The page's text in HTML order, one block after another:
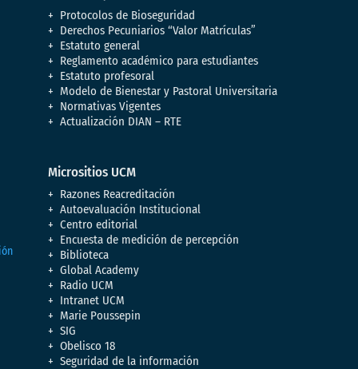
Protocolos de Bioseguridad
Derechos Pecuniarios “Valor Matrículas”
Estatuto general
Reglamento académico para estudiantes
Estatuto profesoral
Modelo de Bienestar y Pastoral Universitaria
Normativas Vigentes
Actualización DIAN – RTE
Micrositios UCM
Razones Reacreditación
Autoevaluación Institucional
Centro editorial
Encuesta de medición de percepción
Biblioteca
Global Academy
Radio UCM
Intranet UCM
Marie Poussepin
SIG
Obelisco 18
Seguridad de la información